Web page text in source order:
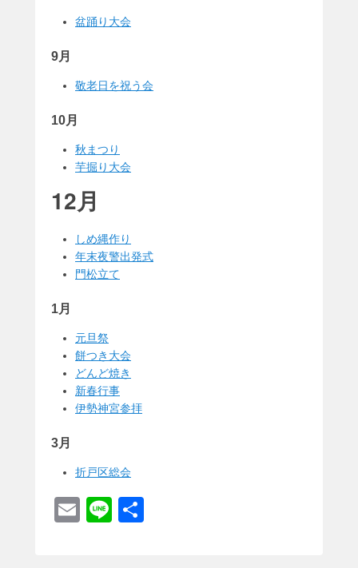
盆踊り大会
9月
敬老日を祝う会
10月
秋まつり
芋掘り大会
12月
しめ縄作り
年末夜警出発式
門松立て
1月
元旦祭
餅つき大会
どんど焼き
新春行事
伊勢神宮参拝
3月
折戸区総会
E
Li